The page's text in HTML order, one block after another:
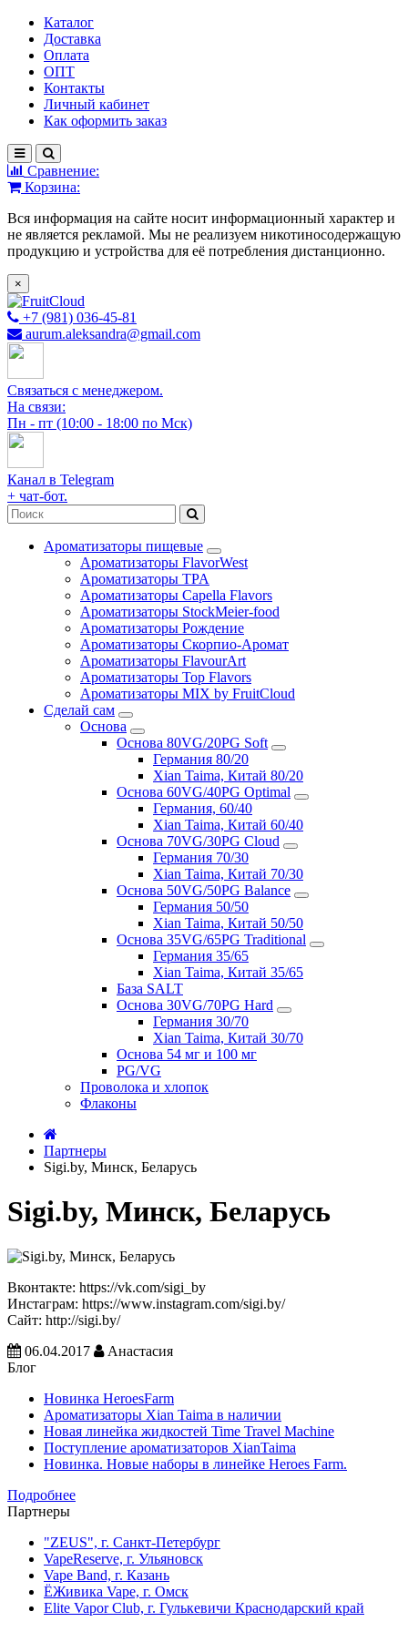
Каталог
Доставка
Оплата
ОПТ
Контакты
Личный кабинет
Как оформить заказ
Сравнение:
Корзина:
Вся информация на сайте носит информационный характер и
не является рекламой. Мы не реализуем никотиносодержащую
продукцию и устройства для её потребления дистанционно.
×
+7 (981) 036-45-81
aurum.aleksandra@gmail.com
Связаться с менеджером.
На связи:
Пн - пт (10:00 - 18:00 по Мск)
Канал в Telegram
+ чат-бот.
Ароматизаторы пищевые
Ароматизаторы FlavorWest
Ароматизаторы TPA
Ароматизаторы Capella Flavors
Ароматизаторы StockMeier-food
Ароматизаторы Рождение
Ароматизаторы Скорпио-Аромат
Ароматизаторы FlavourArt
Ароматизаторы Top Flavors
Ароматизаторы MIX by FruitCloud
Сделай сам
Основа
Основа 80VG/20PG Soft
Германия 80/20
Xian Taima, Китай 80/20
Основа 60VG/40PG Optimal
Германия, 60/40
Xian Taima, Китай 60/40
Основа 70VG/30PG Cloud
Германия 70/30
Xian Taima, Китай 70/30
Основа 50VG/50PG Balance
Германия 50/50
Xian Taima, Китай 50/50
Основа 35VG/65PG Traditional
Германия 35/65
Xian Taima, Китай 35/65
База SALT
Основа 30VG/70PG Hard
Германия 30/70
Xian Taima, Китай 30/70
Основа 54 мг и 100 мг
PG/VG
Проволока и хлопок
Флаконы
Партнеры
Sigi.by, Минск, Беларусь
Sigi.by, Минск, Беларусь
Вконтакте: https://vk.com/sigi_by
Инстаграм: https://www.instagram.com/sigi.by/
Сайт: http://sigi.by/
06.04.2017
Анастасия
Блог
Новинка HeroesFarm
Ароматизаторы Xian Taima в наличии
Новая линейка жидкостей Time Travel Machine
Поступление ароматизаторов XianTaima
Новинка. Новые наборы в линейке Heroes Farm.
Подробнее
Партнеры
"ZEUS", г. Санкт-Петербург
VapeReserve, г. Ульяновск
Vape Band, г. Казань
ЁЖивика Vape, г. Омск
Elite Vapor Club, г. Гулькевичи Краснодарский край